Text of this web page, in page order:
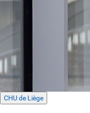
CHU de Liège